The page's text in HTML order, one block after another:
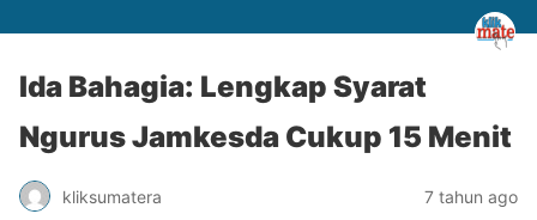
Ida Bahagia: Lengkap Syarat
Ngurus Jamkesda Cukup 15 Menit
kliksumatera 7 tahun ago